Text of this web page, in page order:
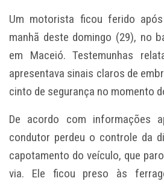
Um motorista ficou ferido
manhã deste domingo (29), no
em Maceió. Testemunhas
apresentava sinais claros de
cinto de segurança no momento
De acordo com informações
condutor perdeu o controle da
capotamento do veículo, que
via. Ele ficou preso às